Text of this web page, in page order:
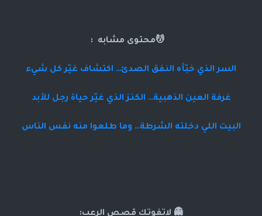
💆محتوى مشابه :
السر الذي خبّأه النفق الصدئ… اكتشاف غيّر كل شيء
غرفة العين الذهبية… الكنز الذي غيّر حياة رجل للأبد
البيت اللي دخلته الشرطة… وما طلعوا منه نفس الناس
👻 لاتفوتك قصص الرعب: